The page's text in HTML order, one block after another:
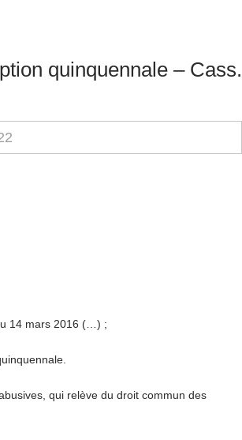
quinquennale – Cass.
14 mars 2016 (…) ;
qui relève du droit commun des